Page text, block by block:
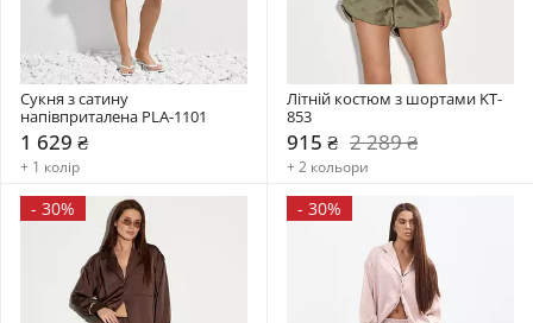
Сукня з сатину
напівприталена PLA-1101
1 629 ₴
+ 1 колір
Літній костюм з шортами KT-
853
915 ₴ 2 289 ₴
+ 2 кольори
- 30% - 30%